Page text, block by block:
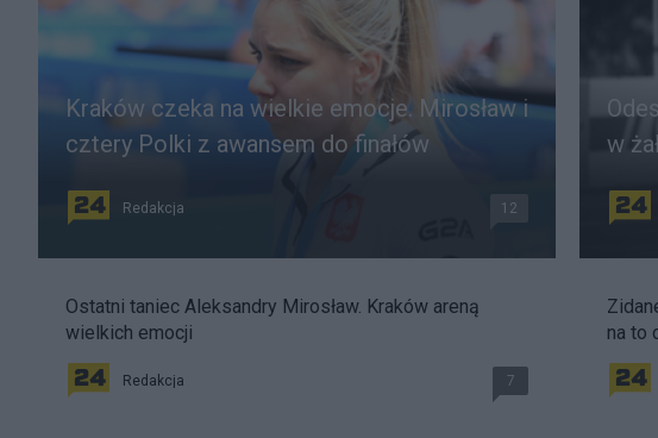
Kraków czeka na wielkie emocje. Mirosław i
cztery Polki z awansem do finałów
Redakcja 12
Ostatni taniec Aleksandry Mirosław. Kraków areną
wielkich emocji
Redakcja 7
w
na to